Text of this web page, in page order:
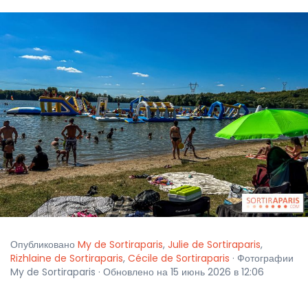
Опубликовано My de Sortiraparis, Julie de Sortiraparis,
Rizhlaine de Sortiraparis, Cécile de Sortiraparis · Фотографии
My de Sortiraparis · Обновлено на 15 июнь 2026 в 12:06